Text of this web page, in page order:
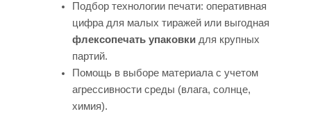
Подбор технологии печати: оперативная
цифра для малых тиражей или выгодная
флексопечать упаковкидля крупных
партий.
Помощь в выборе материала с учетом
агрессивности среды (влага, солнце,
химия).